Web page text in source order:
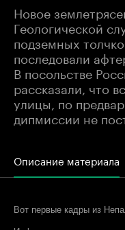
Новое
Геологической
подземных
последовали
В посольстве
рассказали, что
улицы, по
дипмиссии не
Описание материала
Вот первые кадры из